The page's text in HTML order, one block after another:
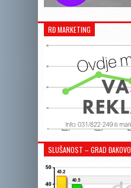
RĐ MARKETING
SLUŠANOST – GRAD ĐAKOVO